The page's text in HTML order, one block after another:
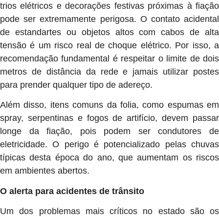
trios elétricos e decorações festivas próximas à fiação
pode ser extremamente perigosa. O contato acidental
de estandartes ou objetos altos com cabos de alta
tensão é um risco real de choque elétrico. Por isso, a
recomendação fundamental é respeitar o limite de dois
metros de distância da rede e jamais utilizar postes
para prender qualquer tipo de adereço.
Além disso, itens comuns da folia, como espumas em
spray, serpentinas e fogos de artifício, devem passar
longe da fiação, pois podem ser condutores de
eletricidade. O perigo é potencializado pelas chuvas
típicas desta época do ano, que aumentam os riscos
em ambientes abertos.
O alerta para acidentes de trânsito
Um dos problemas mais críticos no estado são os